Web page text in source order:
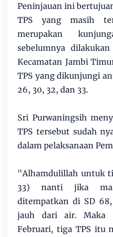
Peninjauan ini
TPS yang masih
merupakan
sebelumnya
Kecamatan Jambi
TPS yang dikunjungi
26, 30, 32, dan 33.
Sri Purwaningsih
TPS tersebut sudah
dalam pelaksanaan
"Alhamdulillah untuk
33) nanti jika
ditempatkan di SD
jauh dari air. Maka
Februari, tiga TPS itu